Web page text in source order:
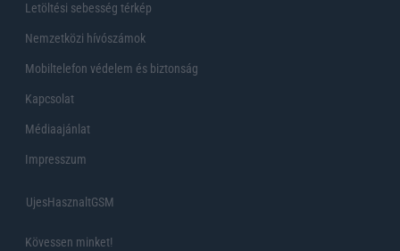
Letöltési sebesség térkép
Nemzetközi hívószámok
Mobiltelefon védelem és biztonság
Kapcsolat
Médiaajánlat
Impresszum
UjesHasznaltGSM
Kövessen minket!